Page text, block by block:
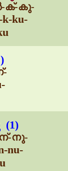
ക്-കു-
k-ku-
ന്-നു-
nu-